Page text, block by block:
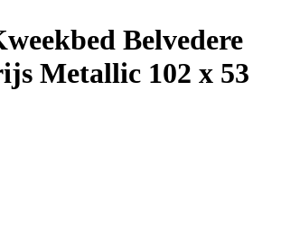
Belvedere
Metallic 102 x 53